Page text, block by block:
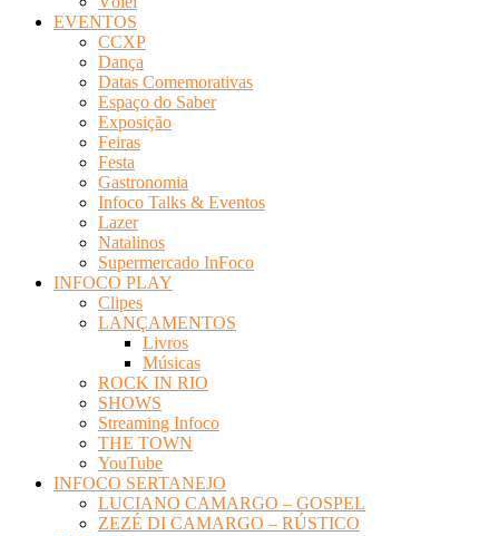
EVENTOS
CCXP
Dança
Datas Comemorativas
Espaço do Saber
Exposição
Feiras
Festa
Gastronomia
Infoco Talks & Eventos
Lazer
Natalinos
Supermercado InFoco
INFOCO PLAY
Clipes
LANÇAMENTOS
Livros
Músicas
ROCK IN RIO
SHOWS
Streaming Infoco
THE TOWN
YouTube
INFOCO SERTANEJO
LUCIANO CAMARGO – GOSPEL
ZEZÉ DI CAMARGO – RÚSTICO